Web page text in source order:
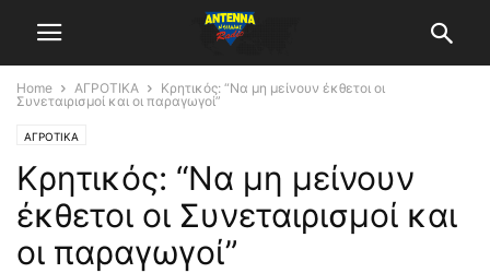
Home ΑΓΡΟΤΙΚΑ
Κρητικός: “Να μη μείνουν έκθετοι οι
Συνεταιρισμοί και οι παραγωγοί”
ΑΓΡΟΤΙΚΑ
Κρητικός: “Να μη μείνουν
έκθετοι οι Συνεταιρισμοί και
οι παραγωγοί”